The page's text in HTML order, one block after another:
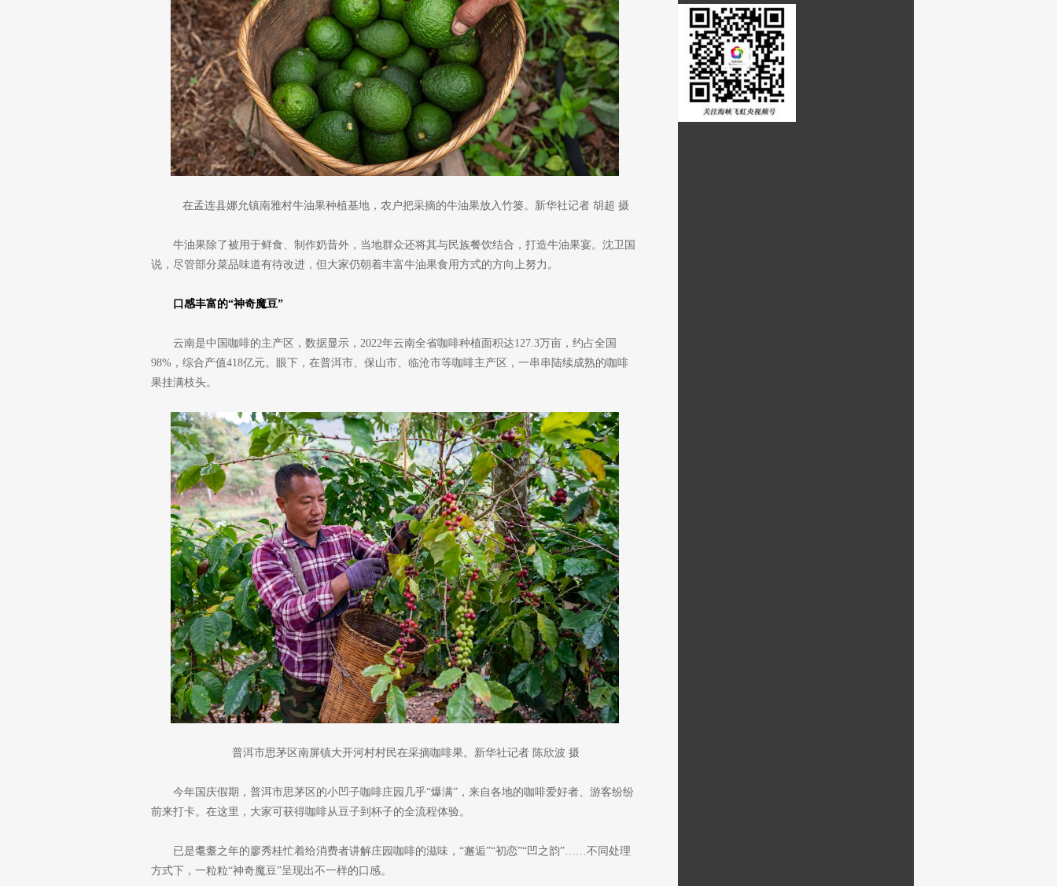
在孟连县娜允镇南雅村牛油果种植基地，农户把采摘的牛油果放入竹篓。新华社记者 胡超 摄
牛油果除了被用于鲜食、制作奶昔外，当地群众还将其与民族餐饮结合，打造牛油果宴。沈卫国
说，尽管部分菜品味道有待改进，但大家仍朝着丰富牛油果食用方式的方向上努力。
口感丰富的“神奇魔豆”
云南是中国咖啡的主产区，数据显示，2022年云南全省咖啡种植面积达127.3万亩，约占全国
98%，综合产值418亿元。眼下，在普洱市、保山市、临沧市等咖啡主产区，一串串陆续成熟的咖啡
果挂满枝头。
普洱市思茅区南屏镇大开河村村民在采摘咖啡果。新华社记者 陈欣波 摄
今年国庆假期，普洱市思茅区的小凹子咖啡庄园几乎“爆满”，来自各地的咖啡爱好者、游客纷纷
前来打卡。在这里，大家可获得咖啡从豆子到杯子的全流程体验。
已是耄耋之年的廖秀桂忙着给消费者讲解庄园咖啡的滋味，“邂逅”“初恋”“凹之韵”……不同处理
方式下，一粒粒“神奇魔豆”呈现出不一样的口感。